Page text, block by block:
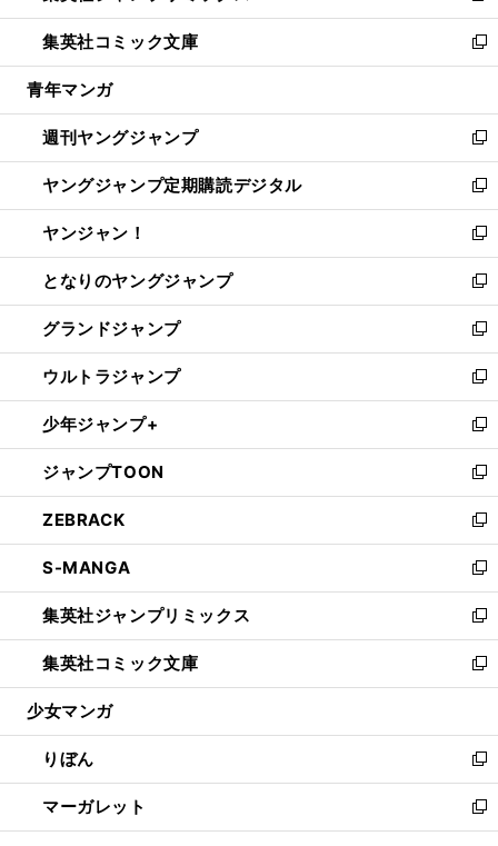
開
く
ウ
で
開
ン
ド
ウ
開
く
ウ
ィ
ン
ウ
で
開
く
し
い
ウ
ン
ド
ウ
で
開
く
集英社コミック文庫
新
し
ウ
ィ
ン
ド
ウ
で
開
く
青年マンガ
週刊ヤングジャンプ
新
し
い
ウ
ィ
ン
ド
ウ
で
開
く
ヤングジャンプ定期購読デジタル
新
し
い
ウ
ィ
ン
ド
ウ
で
開
く
ヤンジャン！
新
し
い
ウ
ィ
ン
ド
ウ
で
開
く
となりのヤングジャンプ
新
し
い
ウ
ィ
ン
ド
ウ
で
開
く
グランドジャンプ
新
し
い
ウ
ィ
ン
ド
ウ
で
開
く
ウルトラジャンプ
新
し
い
ウ
ィ
ン
ド
ウ
で
開
く
少年ジャンプ+
新
し
い
ウ
ィ
ン
ド
ウ
で
開
く
ジャンプTOON
新
し
い
ウ
ィ
ン
ド
ウ
で
開
ZEBRACK
新
し
い
ウ
ィ
ン
ド
ウ
開
く
S-MANGA
新
し
い
ウ
ィ
ン
ウ
で
開
く
集英社ジャンプリミックス
新
し
い
ウ
ン
ド
ウ
で
開
集英社コミック文庫
新
し
ウ
ィ
ン
ド
ウ
少女マンガ
りぼん
新
し
い
ウ
マーガレット
新
し